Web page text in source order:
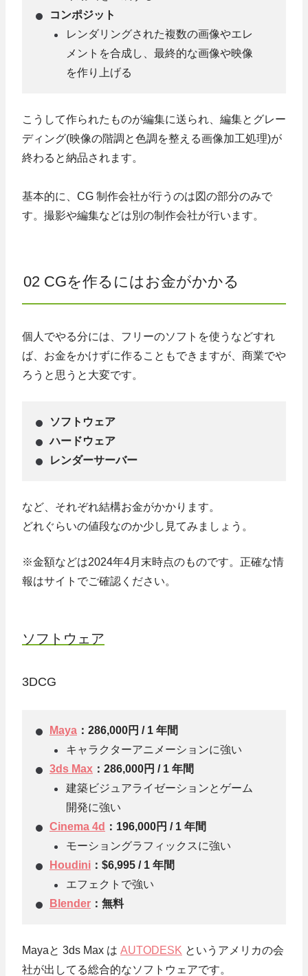
コンポジット
レンダリングされた複数の画像やエレ
メントを合成し、最終的な画像や映像
を作り上げる
こうして作られたものが編集に送られ、編集とグレー
ディング(映像の階調と色調を整える画像加工処理)が
終わると納品されます。
基本的に、CG 制作会社が行うのは図の部分のみで
す。撮影や編集などは別の制作会社が行います。
02 CGを作るにはお金がかかる
個人でやる分には、フリーのソフトを使うなどすれ
ば、お金をかけずに作ることもできますが、商業でや
ろうと思うと大変です。
ソフトウェア
ハードウェア
レンダーサーバー
など、それぞれ結構お金がかかります。
どれぐらいの値段なのか少し見てみましょう。
※金額などは2024年4月末時点のものです。正確な情
報はサイトでご確認ください。
ソフトウェア
3DCG
Maya ：286,000円 / 1 年間
キャラクターアニメーションに強い
3ds Max ：286,000円 / 1 年間
建築ビジュアライゼーションとゲーム
開発に強い
Cinema 4d ：196,000円 / 1 年間
モーショングラフィックスに強い
Houdini ：$6,995 / 1 年間
エフェクトで強い
Blender ：無料
Mayaと 3ds Max は AUTODESK というアメリカの会
社が出してる総合的なソフトウェアです。